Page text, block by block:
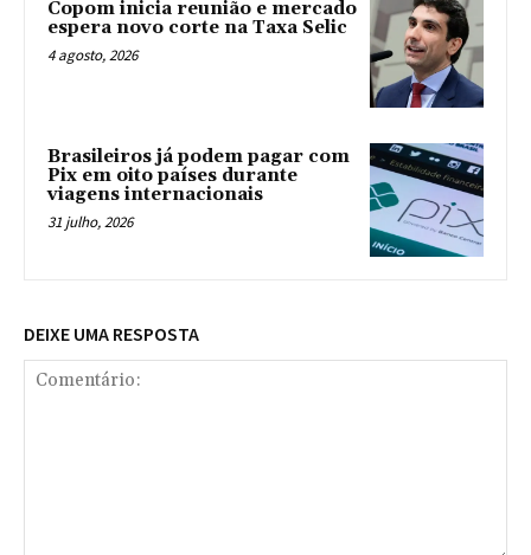
Copom inicia reunião e mercado
espera novo corte na Taxa Selic
4 agosto, 2026
Brasileiros já podem pagar com
Pix em oito países durante
viagens internacionais
31 julho, 2026
DEIXE UMA RESPOSTA